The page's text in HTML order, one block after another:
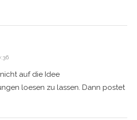
auf die Idee
loesen zu lassen. Dann postet